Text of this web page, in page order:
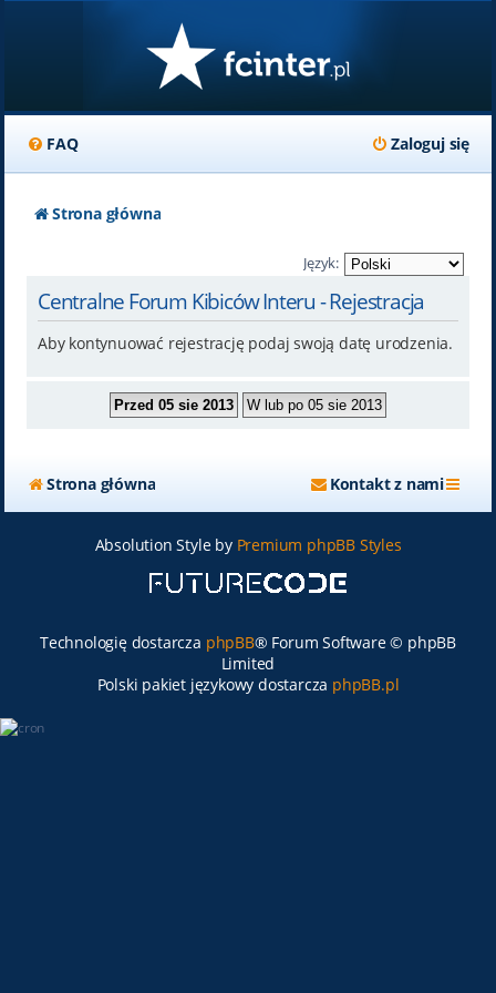
FAQ Zaloguj się
Strona główna
Język:
Centralne Forum Kibiców Interu - Rejestracja
Aby kontynuować rejestrację podaj swoją datę urodzenia.
Strona główna Kontakt z nami
Absolution Style by Premium phpBB Styles
Technologię dostarcza phpBB® Forum Software © phpBB
Limited
Polski pakiet językowy dostarcza phpBB.pl